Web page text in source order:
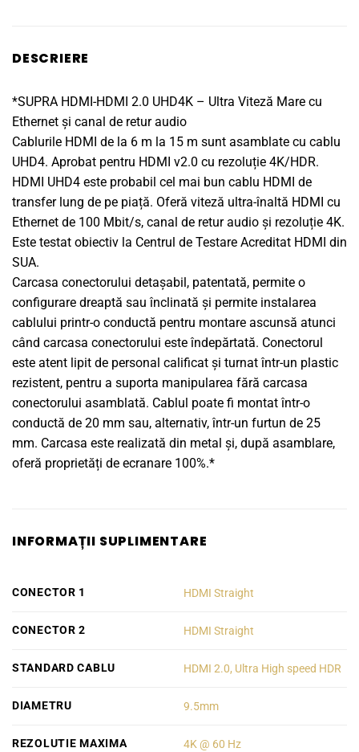
DESCRIERE
*SUPRA HDMI-HDMI 2.0 UHD4K – Ultra Viteză Mare cu
Ethernet și canal de retur audio
Cablurile HDMI de la 6 m la 15 m sunt asamblate cu cablu
UHD4. Aprobat pentru HDMI v2.0 cu rezoluție 4K/HDR.
HDMI UHD4 este probabil cel mai bun cablu HDMI de
transfer lung de pe piață. Oferă viteză ultra-înaltă HDMI cu
Ethernet de 100 Mbit/s, canal de retur audio și rezoluție 4K.
Este testat obiectiv la Centrul de Testare Acreditat HDMI din
SUA.
Carcasa conectorului detașabil, patentată, permite o
configurare dreaptă sau înclinată și permite instalarea
cablului printr-o conductă pentru montare ascunsă atunci
când carcasa conectorului este îndepărtată. Conectorul
este atent lipit de personal calificat și turnat într-un plastic
rezistent, pentru a suporta manipularea fără carcasa
conectorului asamblată. Cablul poate fi montat într-o
conductă de 20 mm sau, alternativ, într-un furtun de 25
mm. Carcasa este realizată din metal și, după asamblare,
oferă proprietăți de ecranare 100%.*
INFORMAȚII SUPLIMENTARE
CONECTOR 1 HDMI Straight
CONECTOR 2 HDMI Straight
STANDARD CABLU HDMI 2.0, Ultra High speed HDR
DIAMETRU 9.5mm
REZOLUTIE MAXIMA 4K @ 60 Hz